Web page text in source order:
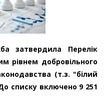
затвердила Перелік
рівнем добровільного
(т.з. "білий
списку включено 9 251